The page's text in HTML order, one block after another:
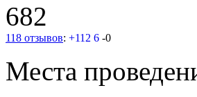
682
118 отзывов: +112 6 -0
Места